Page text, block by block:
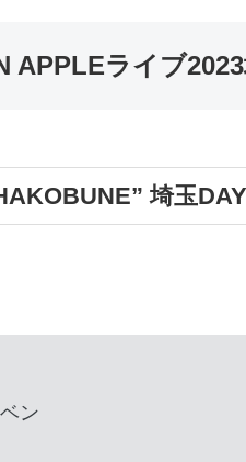
APPLEライブ
埼玉
ン